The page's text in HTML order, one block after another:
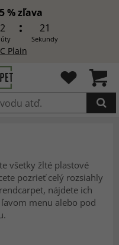
% zľava
20
Sekundy
Plain
košíka
všetky žlté plastové
pozrieť celý rozsiahly
nájdete ich
menu alebo pod